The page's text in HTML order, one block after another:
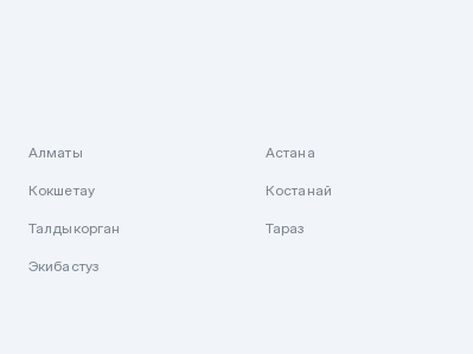
Алматы Астана
Кокшетау Костанай
Талдыкорган Тараз
Экибастуз